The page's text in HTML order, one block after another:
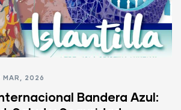
MAR, 2026
Bandera Azul: